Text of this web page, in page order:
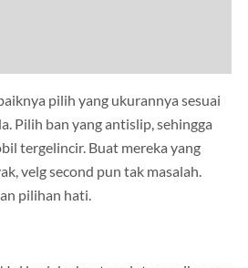
pilih yang ukurannya sesuai
Pilih ban yang antislip, sehingga
tergelincir. Buat mereka yang
velg second pun tak masalah.
pilihan hati.